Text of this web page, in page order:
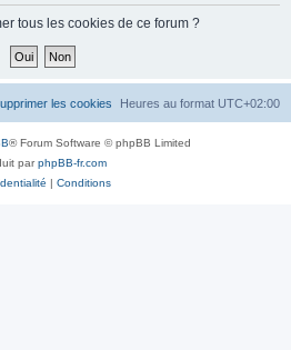
tous les cookies de ce forum ?
Heures au format UTC+02:00
les cookies
® Forum Software © phpBB Limited
parphpBB-fr.com
| Conditions